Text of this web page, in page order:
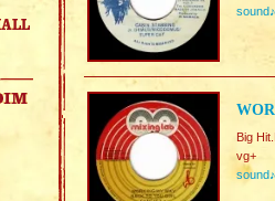
sound♪
Big
vg+
sound♪